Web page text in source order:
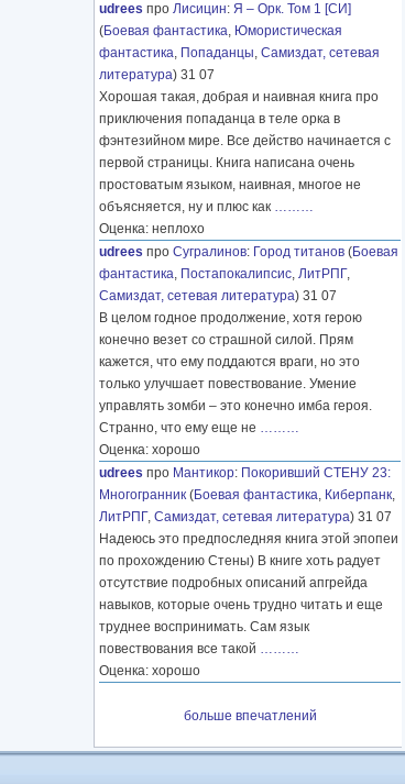
udrees про Лисицин: Я – Орк. Том 1 [СИ]
(Боевая фантастика, Юмористическая
фантастика, Попаданцы, Самиздат, сетевая
литература) 31 07
Хорошая такая, добрая и наивная книга про
приключения попаданца в теле орка в
фэнтезийном мире. Все действо начинается с
первой страницы. Книга написана очень
простоватым языком, наивная, многое не
объясняется, ну и плюс как ………
Оценка: неплохо
udrees про Сугралинов: Город титанов (Боевая
фантастика, Постапокалипсис, ЛитРПГ,
Самиздат, сетевая литература) 31 07
В целом годное продолжение, хотя герою
конечно везет со страшной силой. Прям
кажется, что ему поддаются враги, но это
только улучшает повествование. Умение
управлять зомби – это конечно имба героя.
Странно, что ему еще не ………
Оценка: хорошо
udrees про Мантикор: Покоривший СТЕНУ 23:
Многогранник (Боевая фантастика, Киберпанк,
ЛитРПГ, Самиздат, сетевая литература) 31 07
Надеюсь это предпоследняя книга этой эпопеи
по прохождению Стены) В книге хоть радует
отсутствие подробных описаний апгрейда
навыков, которые очень трудно читать и еще
труднее воспринимать. Сам язык
повествования все такой ………
Оценка: хорошо
больше впечатлений